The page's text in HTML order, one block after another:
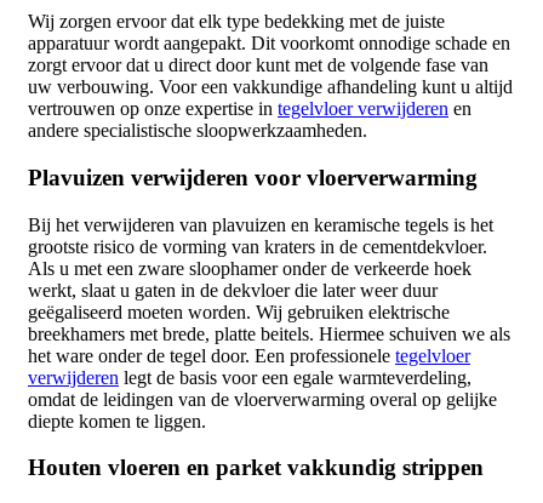
Wij zorgen ervoor dat elk type bedekking met de juiste
apparatuur wordt aangepakt. Dit voorkomt onnodige schade en
zorgt ervoor dat u direct door kunt met de volgende fase van
uw verbouwing. Voor een vakkundige afhandeling kunt u altijd
vertrouwen op onze expertise in tegelvloer verwijderen en
andere specialistische sloopwerkzaamheden.
Plavuizen verwijderen voor vloerverwarming
Bij het verwijderen van plavuizen en keramische tegels is het
grootste risico de vorming van kraters in de cementdekvloer.
Als u met een zware sloophamer onder de verkeerde hoek
werkt, slaat u gaten in de dekvloer die later weer duur
geëgaliseerd moeten worden. Wij gebruiken elektrische
breekhamers met brede, platte beitels. Hiermee schuiven we als
het ware onder de tegel door. Een professionele tegelvloer
verwijderen legt de basis voor een egale warmteverdeling,
omdat de leidingen van de vloerverwarming overal op gelijke
diepte komen te liggen.
Houten vloeren en parket vakkundig strippen